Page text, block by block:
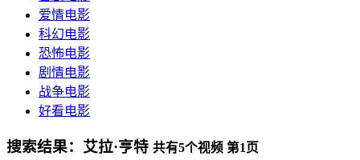
爱情电影
科幻电影
恐怖电影
剧情电影
战争电影
好看电影
搜索结果： 艾拉·亨特 共有5个视频 第1 页